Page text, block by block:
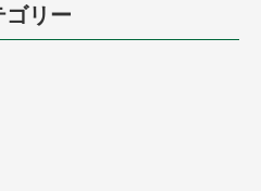
ゴリー